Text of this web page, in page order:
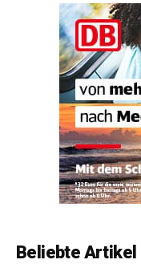
Beliebte Artikel